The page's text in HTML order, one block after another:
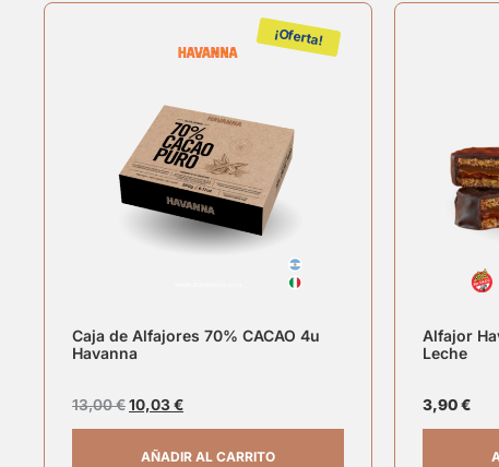
¡Oferta!
Caja de Alfajores 70% CACAO 4u
Havanna
13,00€10,03€
AÑADIR AL CARRITO
Alfajor
Leche
3,90€